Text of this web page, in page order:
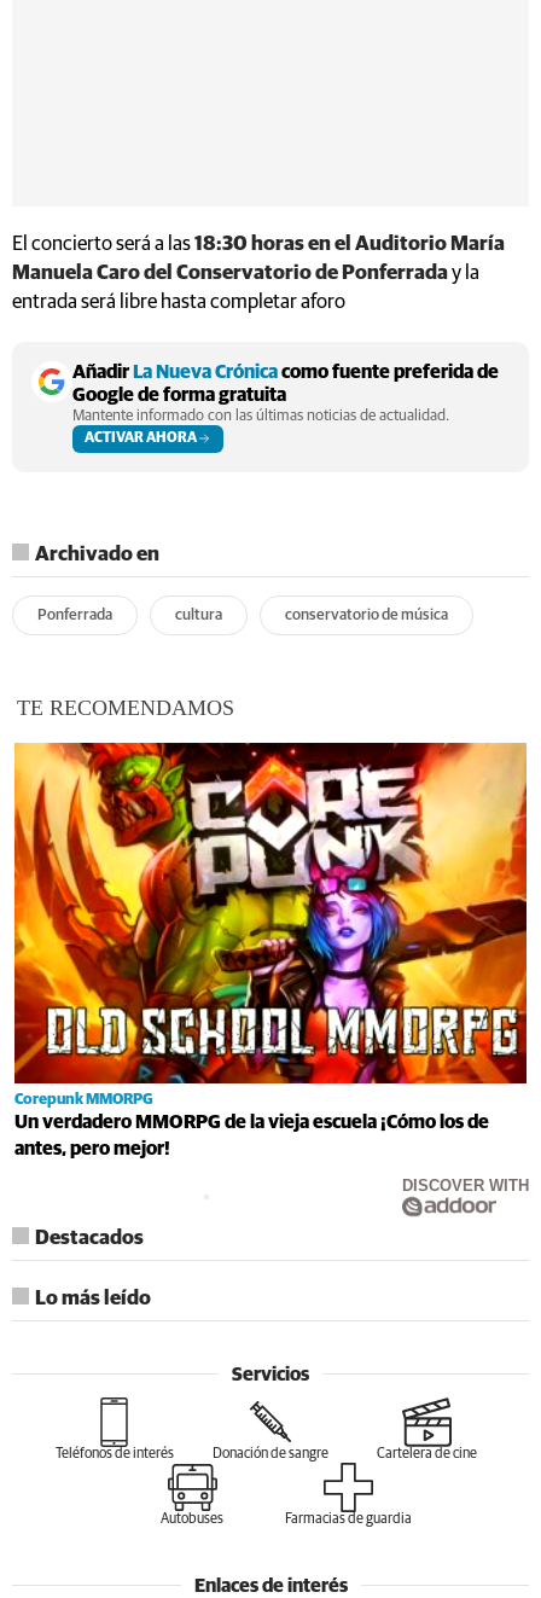
El concierto será a las18:30 horas en el Auditorio María
Manuela Caro del Conservatorio de Ponferraday la
entrada será libre hasta completar aforo
AñadirLa Nueva Crónicacomo fuente preferida de
Google de forma gratuita
Mantente informado con las últimas noticias de actualidad.
ACTIVAR AHORA
Archivado en
Ponferrada cultura conservatorio de música
TE RECOMENDAMOS
Corepunk MMORPG
Un verdadero MMORPG de la vieja escuela ¡Cómo los de
antes, pero mejor!
DISCOVER WITH
Destacados
Lo más leído
Servicios
Teléfonos de interés Donación de sangre Cartelera de cine
Autobuses Farmacias de guardia
Enlaces de interés